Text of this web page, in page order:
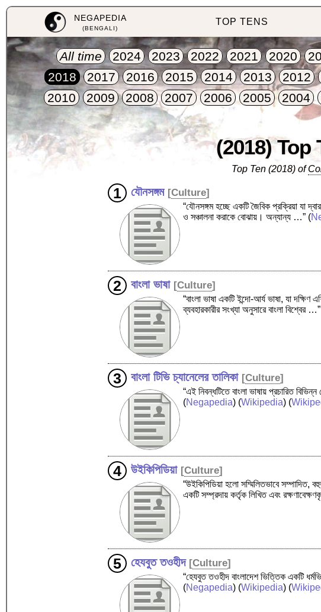
NEGAPEDIA
(BENGALI)
TOP TENS
All time 2024 2023 2022 2021 2020
2018
2017 2016 2015 2014 2013 2012
2010
2009 2008 2007 2006 2005 2004
(2018)
Top Ten (2018) of
যৌনসঙ্গম [Culture]
“যৌনসঙ্গম হচ্ছে একটি জৈবিক প্রক্রিয়া যা
ও সঞ্চালনা করাকে বোঝায়। অন্যান্য …” (
বাংলা ভাষা [Culture]
“বাংলা ভাষা একটি ইন্দো-আর্য ভাষা, যা দক্ষিণ
ব্যবহারকারীর সংখ্যা অনুসারে বাংলা বিশ্বের …”
বাংলা টিভি চ্যানেলের তালিকা [Culture]
“এই নিবন্ধটিতে বাংলা ভাষায় প্রচারিত
(Negapedia) (Wikipedia) (
উইকিপিডিয়া [Culture]
“উইকিপিডিয়া হলো সম্মিলিতভাবে সম্পাদিত,
একটি সম্প্রদায় কর্তৃক লিখিত এবং
হেযবুত তওহীদ [Culture]
“হেযবুত তওহীদ বাংলাদেশ ভিত্তিক একটি
(Negapedia) (Wikipedia) (